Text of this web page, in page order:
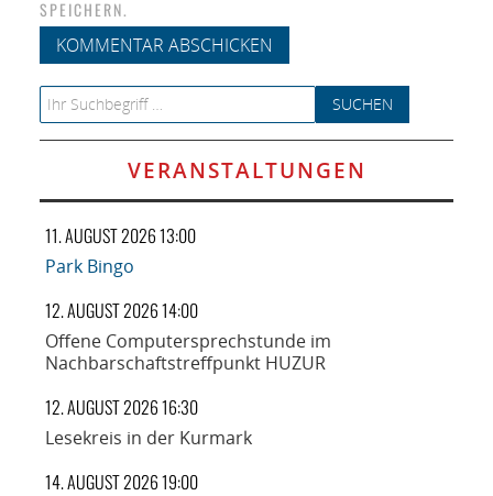
SPEICHERN.
Search for:
VERANSTALTUNGEN
11. AUGUST 2026 13:00
Park Bingo
12. AUGUST 2026 14:00
Offene Computersprechstunde im
Nachbarschaftstreffpunkt HUZUR
12. AUGUST 2026 16:30
Lesekreis in der Kurmark
14. AUGUST 2026 19:00